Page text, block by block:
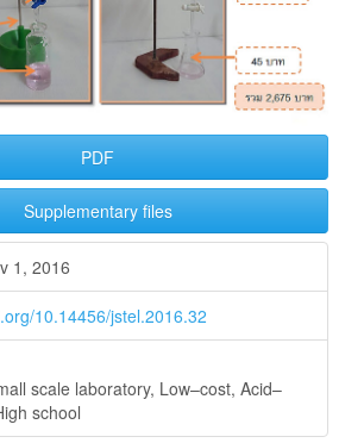
PDF
Supplementary files
1, 2016
10.14456/jstel.2016.32
scale laboratory, Low–cost, Acid–
school